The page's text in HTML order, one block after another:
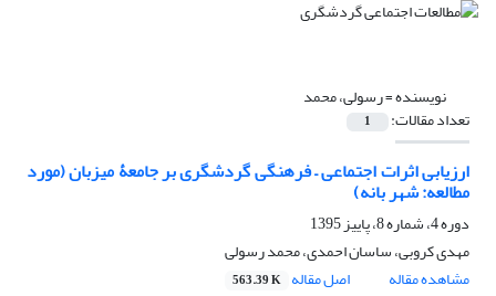
نویسنده =رسولی، محمد
تعداد مقالات: 1
ارزیابی اثرات اجتماعی – فرهنگی گردشگری بر جامعۀ میزبان (مورد
مطالعه: شهر بانه)
دوره 4، شماره 8، پاییز 1395
مهدی کروبی، ساسان احمدی، محمد رسولی
مشاهده مقاله
اصل مقاله 563.39 K